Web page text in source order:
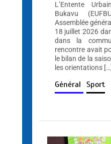
L’Entente
Bukavu
Assemblée
18 juillet 2026
dans la
rencontre avait
le bilan de la
les orientations […]
Général Sport